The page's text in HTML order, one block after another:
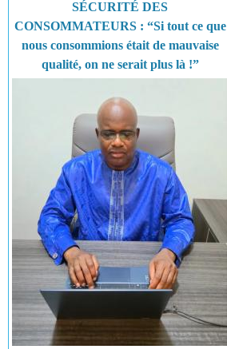
SÉCURITÉ DES
CONSOMMATEURS : “Si tout ce que
nous consommions était de mauvaise
qualité, on ne serait plus là !”